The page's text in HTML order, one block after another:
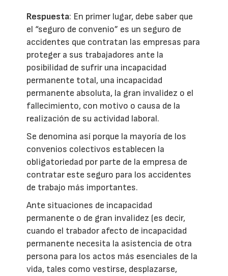
Respuesta: En primer lugar, debe saber que
el “seguro de convenio” es un seguro de
accidentes que contratan las empresas para
proteger a sus trabajadores ante la
posibilidad de sufrir una incapacidad
permanente total, una incapacidad
permanente absoluta, la gran invalidez o el
fallecimiento, con motivo o causa de la
realización de su actividad laboral.
Se denomina así porque la mayoría de los
convenios colectivos establecen la
obligatoriedad por parte de la empresa de
contratar este seguro para los accidentes
de trabajo más importantes.
Ante situaciones de incapacidad
permanente o de gran invalidez (es decir,
cuando el trabador afecto de incapacidad
permanente necesita la asistencia de otra
persona para los actos más esenciales de la
vida, tales como vestirse, desplazarse,